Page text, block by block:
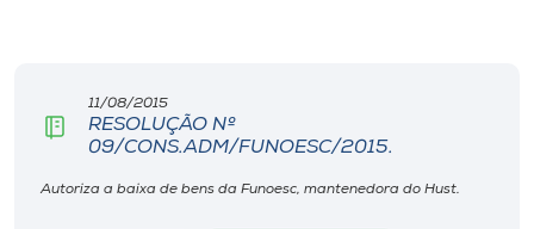
11/08/2015
RESOLUÇÃO Nº
09/CONS.ADM/FUNOESC/2015.
Autoriza a baixa de bens da Funoesc, mantenedora do Hust.